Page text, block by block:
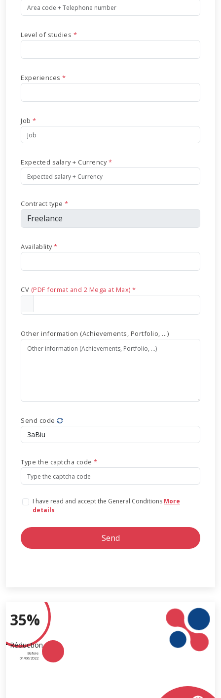
Level of studies *
Experiences *
Job *
Expected salary + Currency*
Contract type *
Availablity*
CV (PDF format and 2 Mega at Max) *
Other information (Achievements, Portfolio, ...)
Send code
Type the captcha code *
I have read and accept the General Conditions More
details
Send
35%
Réduction
Before
01/06/2022